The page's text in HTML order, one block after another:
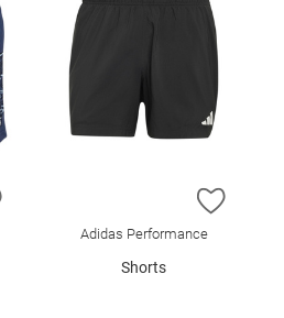
ZUR WUNSCHLISTE HINZUFÜGEN
ZUR
Adidas Performance
Shorts